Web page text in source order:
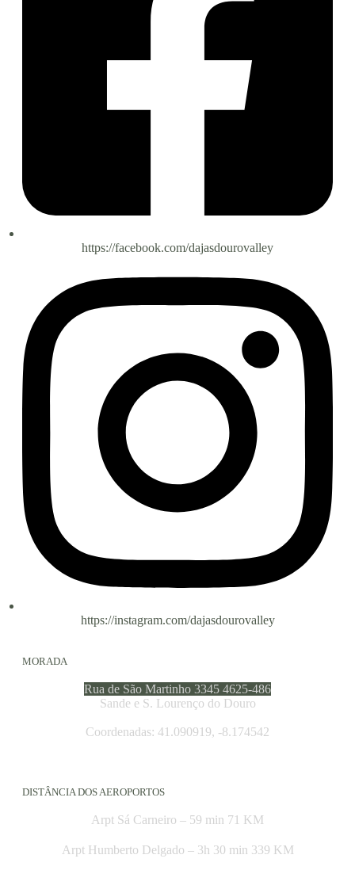
https://facebook.com/dajasdourovalley
https://instagram.com/dajasdourovalley
MORADA
Rua de São Martinho 3345 4625-486
Sande e S. Lourenço do Douro
Coordenadas: 41.090919, -8.174542
DISTÂNCIA DOS AEROPORTOS
Arpt Sá Carneiro – 59 min 71 KM
Arpt Humberto Delgado – 3h 30 min 339 KM